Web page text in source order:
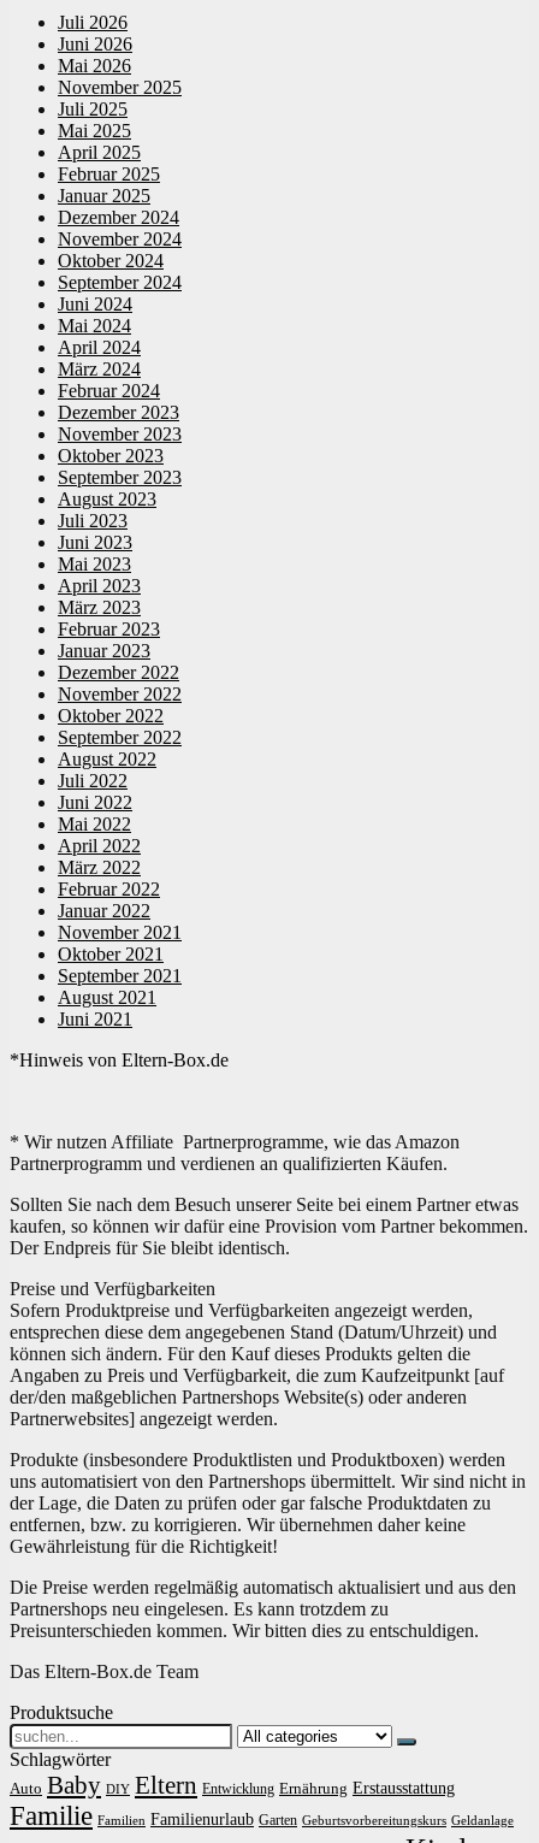
Juli 2026
Juni 2026
Mai 2026
November 2025
Juli 2025
Mai 2025
April 2025
Februar 2025
Januar 2025
Dezember 2024
November 2024
Oktober 2024
September 2024
Juni 2024
Mai 2024
April 2024
März 2024
Februar 2024
Dezember 2023
November 2023
Oktober 2023
September 2023
August 2023
Juli 2023
Juni 2023
Mai 2023
April 2023
März 2023
Februar 2023
Januar 2023
Dezember 2022
November 2022
Oktober 2022
September 2022
August 2022
Juli 2022
Juni 2022
Mai 2022
April 2022
März 2022
Februar 2022
Januar 2022
November 2021
Oktober 2021
September 2021
August 2021
Juni 2021
*Hinweis von Eltern-Box.de
* Wir nutzen Affiliate Partnerprogramme, wie das Amazon
Partnerprogramm und verdienen an qualifizierten Käufen.
Sollten Sie nach dem Besuch unserer Seite bei einem Partner etwas
kaufen, so können wir dafür eine Provision vom Partner bekommen.
Der Endpreis für Sie bleibt identisch.
Preise und Verfügbarkeiten
Sofern Produktpreise und Verfügbarkeiten angezeigt werden,
entsprechen diese dem angegebenen Stand (Datum/Uhrzeit) und
können sich ändern. Für den Kauf dieses Produkts gelten die
Angaben zu Preis und Verfügbarkeit, die zum Kaufzeitpunkt [auf
der/den maßgeblichen Partnershops Website(s) oder anderen
Partnerwebsites] angezeigt werden.
Produkte (insbesondere Produktlisten und Produktboxen) werden
uns automatisiert von den Partnershops übermittelt. Wir sind nicht in
der Lage, die Daten zu prüfen oder gar falsche Produktdaten zu
entfernen, bzw. zu korrigieren. Wir übernehmen daher keine
Gewährleistung für die Richtigkeit!
Die Preise werden regelmäßig automatisch aktualisiert und aus den
Partnershops neu eingelesen. Es kann trotzdem zu
Preisunterschieden kommen. Wir bitten dies zu entschuldigen.
Das Eltern-Box.de Team
Produktsuche
Search
for:
Schlagwörter
Auto Baby DIY Eltern Entwicklung Ernährung Erstausstattung
Familie Familien Familienurlaub Garten Geburtsvorbereitungskurs Geldanlage